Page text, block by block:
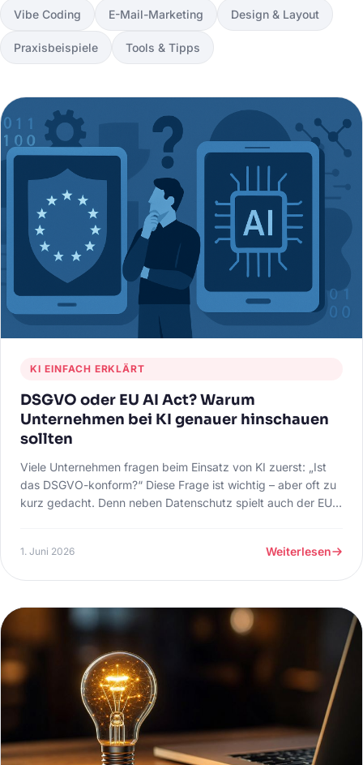
Vibe Coding E-Mail-Marketing Design & Layout
Praxisbeispiele Tools & Tipps
KI EINFACH ERKLÄRT
DSGVO oder EU AI Act? Warum
Unternehmen bei KI genauer hinschauen
sollten
Viele Unternehmen fragen beim Einsatz von KI zuerst: „Ist
das DSGVO-konform?“ Diese Frage ist wichtig – aber oft zu
kurz gedacht. Denn neben Datenschutz spielt auch der EU
1. Juni 2026 Weiterlesen